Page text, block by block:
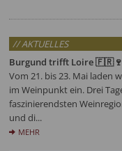
// AKTUELLES
Burgund trifft Loire 🇫🇷🍷
Vom 21. bis 23. Mai laden
im Weinpunkt ein. Drei
faszinierendsten
und di...
MEHR